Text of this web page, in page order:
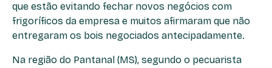
que estão evitando fechar novos negócios com
frigoríficos da empresa e muitos afirmaram que não
entregaram os bois negociados antecipadamente.
Na região do Pantanal (MS), segundo o pecuarista